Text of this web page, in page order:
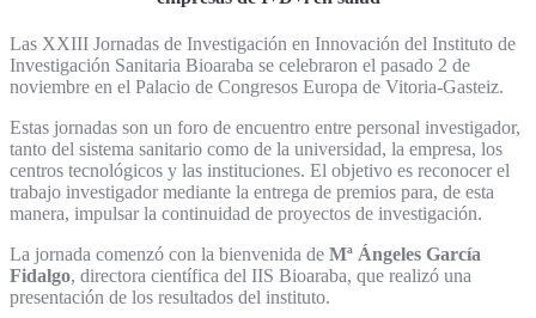
Las XXIII Jornadas de Investigación en Innovación del Instituto de
Investigación Sanitaria Bioaraba se celebraron el pasado 2 de
noviembre en el Palacio de Congresos Europa de Vitoria-Gasteiz.
Estas jornadas son un foro de encuentro entre personal investigador,
tanto del sistema sanitario como de la universidad, la empresa, los
centros tecnológicos y las instituciones. El objetivo es reconocer el
trabajo investigador mediante la entrega de premios para, de esta
manera, impulsar la continuidad de proyectos de investigación.
La jornada comenzó con la bienvenida de Mª Ángeles García
Fidalgo, directora científica del IIS Bioaraba, que realizó una
presentación de los resultados del instituto.